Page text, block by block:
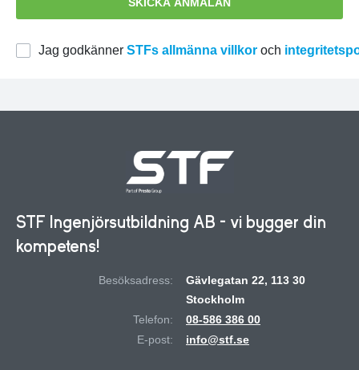
Jag godkänner STFs allmänna villkor och
STF Ingenjörsutbildning AB - vi bygger din
kompetens!
Besöksadress:
Gävlegatan 22, 113 30
Stockholm
Telefon:
08-586 386 00
E-post:
info@stf.se